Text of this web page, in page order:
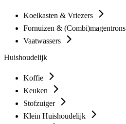
Koelkasten & Vriezers
Fornuizen & (Combi)magentrons
Vaatwassers
Huishoudelijk
Koffie
Keuken
Stofzuiger
Klein Huishoudelijk